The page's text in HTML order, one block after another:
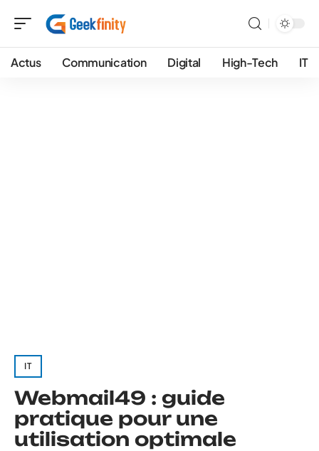
Actus Communication Digital High-Tech IT
IT
Webmail49 : guide
pratique pour une
utilisation optimale